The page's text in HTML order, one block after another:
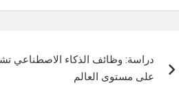
المقالات
دراسة: وظائف الذكاء الاصطناعي
على مستوى العالم